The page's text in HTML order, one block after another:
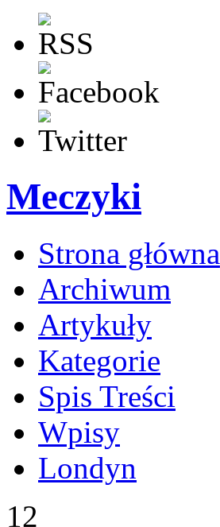
Meczyki
Strona główna
Archiwum
Artykuły
Kategorie
Spis Treści
Wpisy
Londyn
12